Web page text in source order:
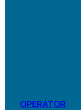
OPERÁTOR